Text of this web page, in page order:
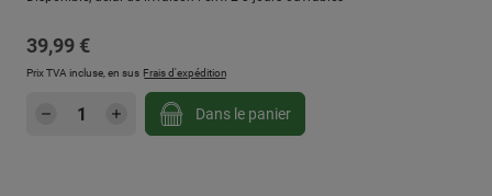
Prix régulier :
39,99 €
Prix TVA incluse, en sus Frais d'expédition
Quantité de produit : Entrez la quantité
Dans le panier